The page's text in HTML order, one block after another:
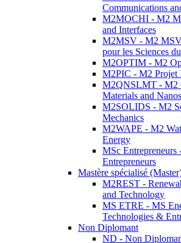
Communications
M2MOCHI - M2
and Interfaces
M2MSV - M2
pour les Sciences
M2OPTIM - M2
M2PIC - M2 Projet
M2QNSLMT - M2
Materials and
M2SOLIDS - M2
Mechanics
M2WAPE - M2
Energy
MSc
Entrepreneurs
Mastère spécialisé
M2REST -
and Technology
MS ETRE - MS
Technologies &
Non Diplomant
ND - Non